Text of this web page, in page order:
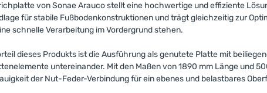
von Sonae Arauco stellt eine hochwertige und effiziente
für stabile Fußbodenkonstruktionen und trägt gleichzeitig zur
schnelle Verarbeitung im Vordergrund stehen.
dieses Produkts ist die Ausführung als genutete Platte mit
untereinander. Mit den Maßen von 1890 mm Länge
der Nut-Feder-Verbindung für ein ebenes und belastbares